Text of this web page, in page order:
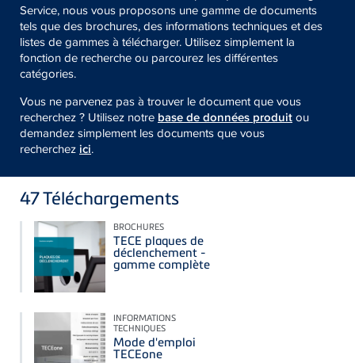
Service, nous vous proposons une gamme de documents
tels que des brochures, des informations techniques et des
listes de gammes à télécharger. Utilisez simplement la
fonction de recherche ou parcourez les différentes
catégories.
Vous ne parvenez pas à trouver le document que vous
recherchez ? Utilisez notre base de données produitou
demandez simplement les documents que vous
recherchezici.
47Téléchargements
BROCHURES
TECE plaques de
déclenchement -
gamme complète
INFORMATIONS
TECHNIQUES
Mode d'emploi
TECEone